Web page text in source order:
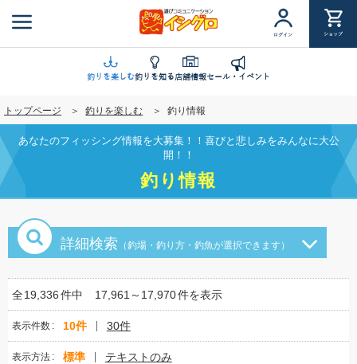
ン
に
移
動
ログイン ショップ
釣りを楽しむ釣りを知る店舗情報セール・イベント
トップページ 釣りを楽しむ 釣り情報
あなたのフィッシング情報を大募集！！喜びと悲しみをみんなに大公
開！！
釣り情報
詳細検索 （釣場・釣り方・釣魚が選択できます）
全19,336件中 17,961～17,970件を表示
表示件数 10件 30件
表示方法 標準 テキストのみ